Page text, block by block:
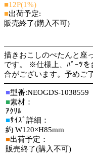
■12P(1%)
■出荷予定:
販売終了(購入不可)
描きおこしのぺたんと座
です。 ※仕様上、ﾊﾟｰﾂを
合がございます。予めご
■型番:NEOGDS-1038559
■素材：
ｱｸﾘﾙ
■ｻｲｽﾞ詳細：
約 W120×H85mm
■出荷予定：
販売終了(購入不可)